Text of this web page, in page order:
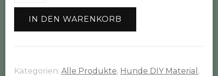
IN DEN WARENKORB
Kategorien: Alle Produkte, Hunde DIY Material ,